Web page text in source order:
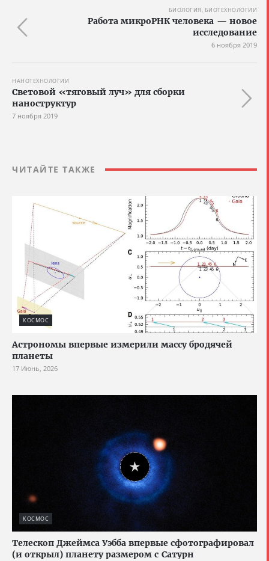
БИОЛОГИЯ, БИОТЕХНОЛОГИИ
Работа микроРНК человека — новое
исследование
6 ноября 2019
НАНОТЕХНОЛОГИИ
Световой «тяговый луч» для сборки
наноструктур
7 ноября 2019
ЧИТАЙТЕ ТАКЖЕ
КОСМОС
Астрономы впервые измерили массу бродячей
планеты
17 Июнь, 2026
КОСМОС
Телескоп Джеймса Уэбба впервые сфотографировал
(и открыл) планету размером с Сатурн